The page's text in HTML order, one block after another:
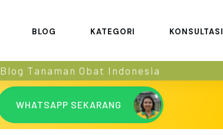
BLOG KATEGORI KONSULTASI
Blog Tanaman Obat Indonesia
WHATSAPP SEKARANG